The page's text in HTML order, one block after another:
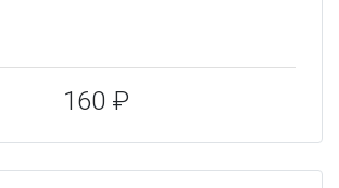
160 ₽